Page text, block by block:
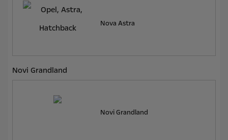
Nova Astra
Novi Grandland
Novi Grandland